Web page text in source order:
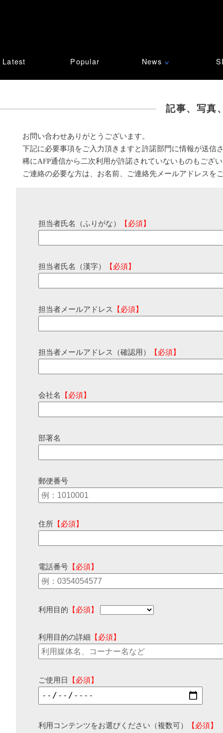
Latest Popular News ∨
記事、写真
お問い合わせありがとうございます。
下記に必要事項をご入力頂きますと許諾部門に情報が送信
稀にAFP通信から二次利用が許諾されていないものもござ
ご連絡の必要な方は、お名前、ご連絡先メールアドレスを
担当者氏名（ふりがな） 【必須】
担当者氏名（漢字） 【必須】
担当者メールアドレス 【必須】
担当者メールアドレス（確認用） 【必須】
会社名 【必須】
部署名
郵便番号
住所 【必須】
電話番号 【必須】
利用目的 【必須】
利用目的の詳細 【必須】
ご使用日 【必須】
利用コンテンツをお選びください（複数可）
【必須】